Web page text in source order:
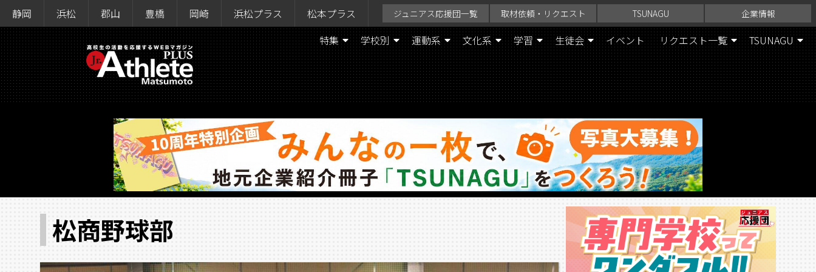
静岡 浜松 郡山 豊橋 岡崎 浜松プラス 松本プラス ジュニアス応援団一覧 取材依頼・リクエスト TSUNAGU 企業情報
特集 学校別 運動系 文化系 学習 生徒会 イベント リクエスト一覧 TSUNAGU
松商野球部